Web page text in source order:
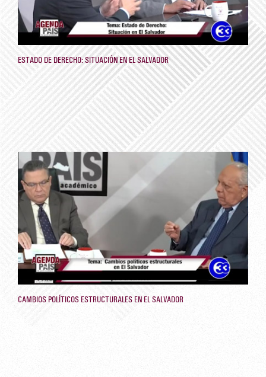
ESTADO DE DERECHO: SITUACIÓN EN EL SALVADOR
CAMBIOS POLÍTICOS ESTRUCTURALES EN EL SALVADOR